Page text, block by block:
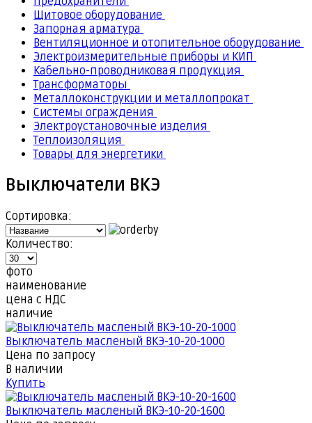
Щитовое оборудование
Запорная арматура
Вентиляционное и отопительное оборудование
Электроизмерительные приборы и КИП
Кабельно-проводниковая продукция
Трансформаторы
Металлоконструкции и металлопрокат
Системы ограждения
Электроустановочные изделия
Теплоизоляция
Товары для энергетики
Выключатели ВКЭ
Сортировка:
Количество:
фото
наименование
цена с НДС
наличие
Выключатель масленый ВКЭ-10-20-1000
Цена по запросу
В наличии
Купить
Выключатель масленый ВКЭ-10-20-1600